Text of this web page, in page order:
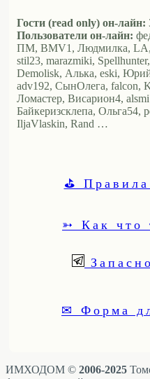
Гости (read only) он-лайн:
Пользователи он-лайн:
ПМ, BMV1, Людмилка, LA,
stil23, marazmiki,
Demolisk, Алька, eski,
adv192, СынОлега, falcon,
Ломастер, Висариoн4,
Байкеризсклепа, Ольга54,
IljaVlaskin, Rand …
⛳
➳ Как что
✉ Форма
ИМХОДОМ © 2006-2025